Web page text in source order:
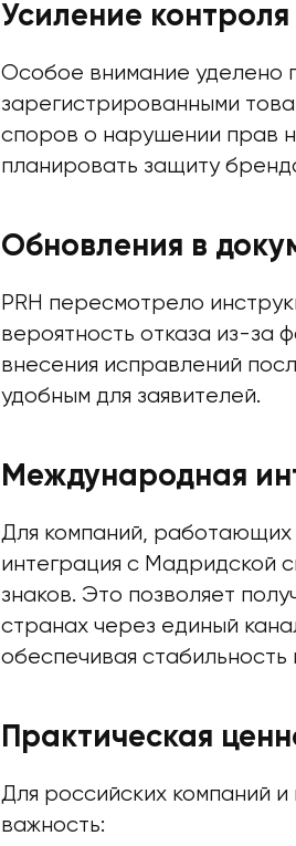
Усиление
Особое внимание уделено
зарегистрированными
споров о нарушении прав
планировать защиту
Обновления в
PRH пересмотрело
вероятность отказа из-
внесения исправлений
удобным для заявителей.
Международная
Для компаний,
интеграция с Мадридской
знаков. Это позволяет
странах через единый
обеспечивая
Практическая
Для российских компаний
важность: